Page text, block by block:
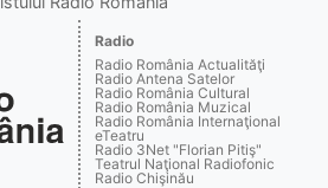
Radio
Radio România Actualităţi
Radio Antena Satelor
Radio România Cultural
Radio România Muzical
Radio România Internaţional
eTeatru
Radio 3Net "Florian Pitiş"
Teatrul Naţional Radiofonic
Radio Chişinău